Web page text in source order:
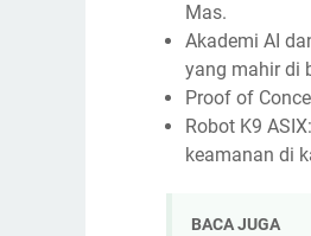
Mas.
Akademi AI
yang mahir di
Proof of
Robot K9
keamanan di
BACA JUGA